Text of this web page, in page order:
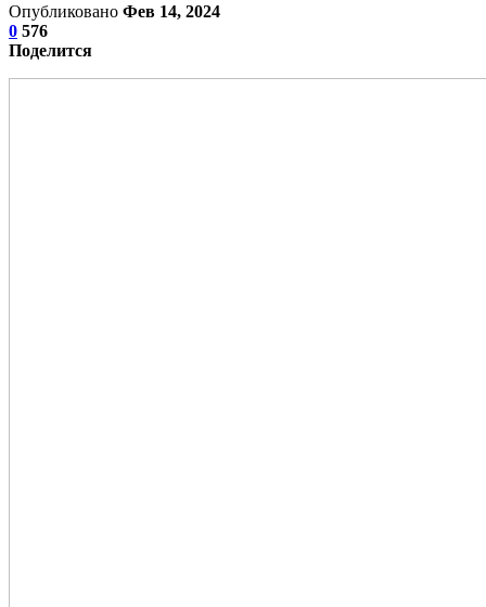
Опубликовано Фев 14, 2024
0 576
Поделится